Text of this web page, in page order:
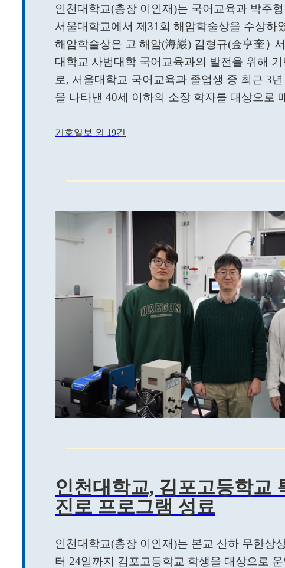
인천대학교(총장 이인재)는 국어교육과 박주
서울대학교에서 제31회 해암학술상을 수상하
해암학술상은 고 해암(海巖) 김형규(金亨奎)
대학교 사범대학 국어교육과의 발전을 위해
로, 서울대학교 국어교육과 졸업생 중 최근 3
을 나타낸 40세 이하의 소장 학자를 대상으로
기호일보 외 19건
인천대학교, 김포고등학교
진로 프로그램 성료
인천대학교(총장 이인재)는 본교 산하 무한상
터 24일까지 김포고등학교 학생을 대상으로